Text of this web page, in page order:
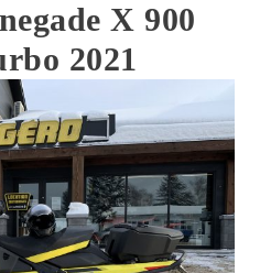
X 900
2021